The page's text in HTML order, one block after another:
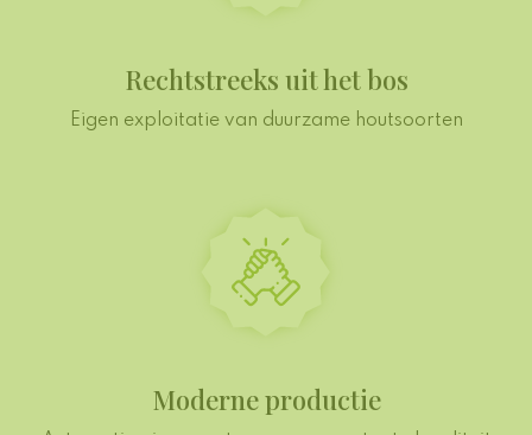
Rechtstreeks uit het bos
Eigen exploitatie van duurzame houtsoorten
Moderne productie